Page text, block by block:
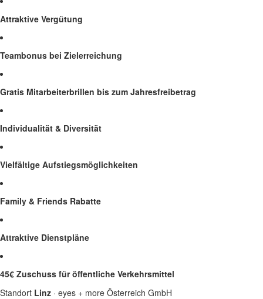
Attraktive Vergütung
Teambonus bei Zielerreichung
Gratis Mitarbeiterbrillen bis zum Jahresfreibetrag
Individualität & Diversität
Vielfältige Aufstiegsmöglichkeiten
Family & Friends Rabatte
Attraktive Dienstpläne
45€ Zuschuss für öffentliche Verkehrsmittel
Standort Linz · eyes + more Österreich GmbH